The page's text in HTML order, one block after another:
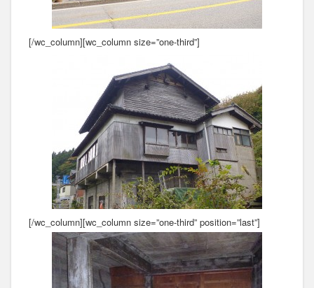
[/wc_column][wc_column size=”one-third”]
[/wc_column][wc_column size=”one-third” position=”last”]